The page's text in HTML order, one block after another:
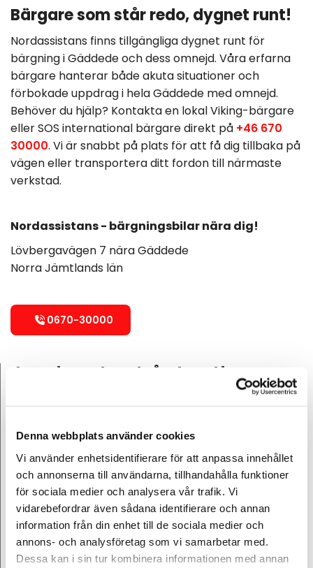
Denna webbplats använder cookies
Vi använder enhetsidentifierare för att anpassa innehållet
och annonserna till användarna, tillhandahålla funktioner
för sociala medier och analysera vår trafik. Vi
vidarebefordrar även sådana identifierare och annan
information från din enhet till de sociala medier och
annons- och analysföretag som vi samarbetar med.
Dessa kan i sin tur kombinera informationen med annan
Bärgare som står redo, dygnet runt!
Nordassistans finns tillgängliga dygnet runt för
bärgning i Gäddede och dess omnejd. Våra erfarna
bärgare hanterar både akuta situationer och
förbokade uppdrag i hela Gäddede med omnejd.
Behöver du hjälp? Kontakta en lokal Viking-bärgare
eller SOS international bärgare direkt på +46 670
30000. Vi är snabbt på plats för att få dig tillbaka på
vägen eller transportera ditt fordon till närmaste
verkstad.
Nordassistans - bärgningsbilar nära dig!
Lövbergavägen 7 nära Gäddede
Norra Jämtlands län
0670-30000
Jour dygnet runt, året runt!
Dygnet runt
Torsdag
Dygnet runt
Fredag
Dygnet runt
Lördag
Dygnet runt
Söndag
Dygnet runt